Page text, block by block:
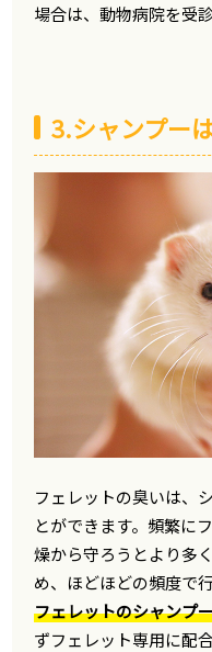
場合は、動物病院を受
3.シャンプー
フェレットの臭いは、
とができます。頻繁に
燥から守ろうとより多
め、ほどほどの頻度で
フェレットのシャンプ
ずフェレット専用に配